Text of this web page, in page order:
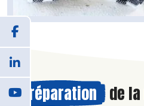
Préparation de la